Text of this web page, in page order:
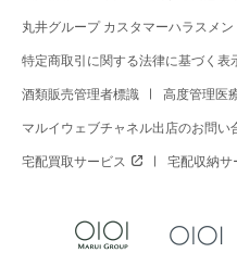
丸井グループ カスタマーハラスメ
特定商取引に関する法律に基づく表
酒類販売管理者標識 高度管理医
マルイウェブチャネル出店のお問い
宅配買取サービス 宅配収納サ